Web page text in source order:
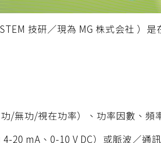
技研／現為 MG 株式会社 ）是
/無功/視在功率）、功率因數、頻
20 mA、0-10 V DC）或脈波／通